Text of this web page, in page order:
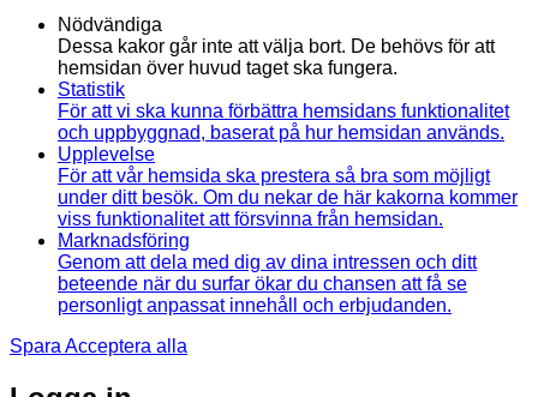
Nödvändiga
Dessa kakor går inte att välja bort. De behövs för att
hemsidan över huvud taget ska fungera.
Statistik
För att vi ska kunna förbättra hemsidans funktionalitet
och uppbyggnad, baserat på hur hemsidan används.
Upplevelse
För att vår hemsida ska prestera så bra som möjligt
under ditt besök. Om du nekar de här kakorna kommer
viss funktionalitet att försvinna från hemsidan.
Marknadsföring
Genom att dela med dig av dina intressen och ditt
beteende när du surfar ökar du chansen att få se
personligt anpassat innehåll och erbjudanden.
Spara Acceptera alla